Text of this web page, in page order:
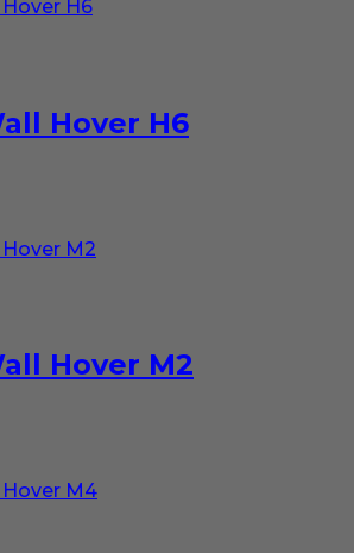
Hover H6
Hover M2